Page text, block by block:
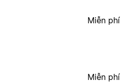
Miễn phí
Miễn phí